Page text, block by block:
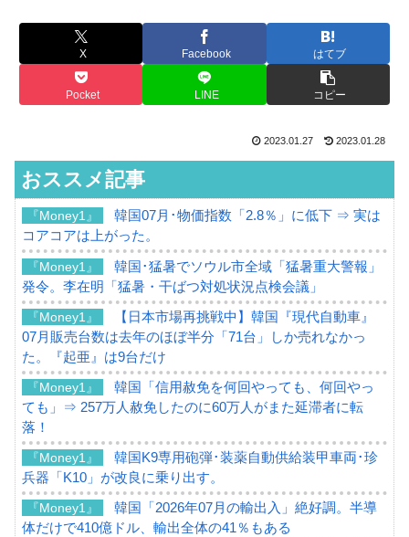
X Facebook はてブ
Pocket LINE コピー
2023.01.27 2023.01.28
おススメ記事
『Money1』
韓国07月･物価指数「2.8％」に低下 ⇒ 実は
コアコアは上がった。
『Money1』
韓国･猛暑でソウル市全域「猛暑重大警報」
発令。李在明「猛暑・干ばつ対処状況点検会議」
『Money1』
【日本市場再挑戦中】韓国『現代自動車』
07月販売台数は去年のほぼ半分「71台」しか売れなかっ
た。『起亜』は9台だけ
『Money1』
韓国「信用赦免を何回やっても、何回やっ
ても」⇒ 257万人赦免したのに60万人がまた延滞者に転
落！
『Money1』
韓国K9専用砲弾･装薬自動供給装甲車両･珍
兵器「K10」が改良に乗り出す。
『Money1』
韓国「2026年07月の輸出入」絶好調。半導
体だけで410億ドル、輸出全体の41％もある